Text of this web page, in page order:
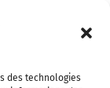
des technologies